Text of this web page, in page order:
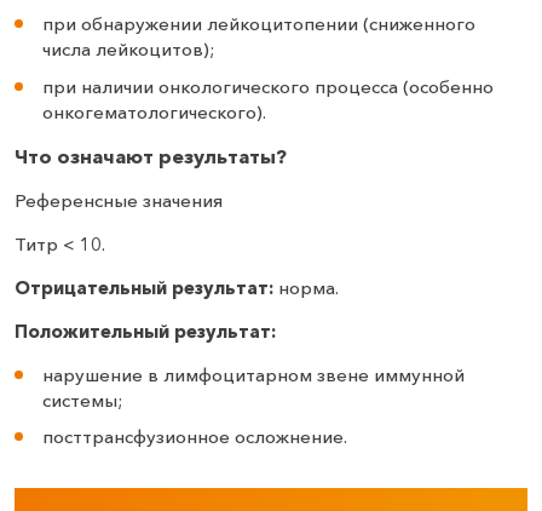
при обнаружении лейкоцитопении (сниженного
числа лейкоцитов);
при наличии онкологического процесса (особенно
онкогематологического).
Что означают результаты?
Референсные значения
Титр < 10.
Отрицательный результат: норма.
Положительный результат:
нарушение в лимфоцитарном звене иммунной
системы;
посттрансфузионное осложнение.